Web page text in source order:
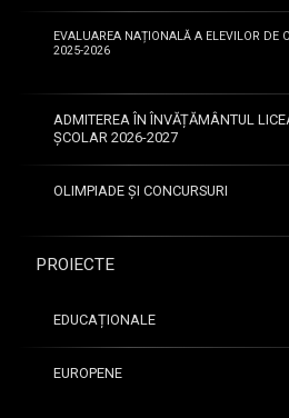
EVALUAREA NAȚIONALĂ A ELEVILOR DE
2025-2026
ADMITEREA ÎN ÎNVĂȚĂMÂNTUL
ȘCOLAR 2026-2027
OLIMPIADE ȘI CONCURSURI
PROIECTE
EDUCAȚIONALE
EUROPENE